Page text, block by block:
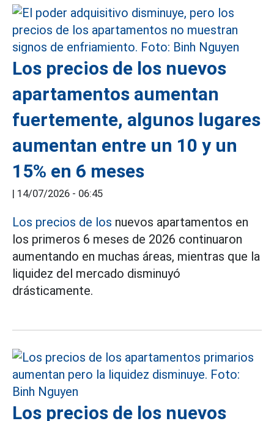
Los precios de los nuevos
apartamentos aumentan
fuertemente, algunos lugares
aumentan entre un 10 y un
15% en 6 meses
| 14/07/2026 - 06:45
Los precios de los nuevos apartamentos en
los primeros 6 meses de 2026 continuaron
aumentando en muchas áreas, mientras que la
liquidez del mercado disminuyó
drásticamente.
Los precios de los nuevos